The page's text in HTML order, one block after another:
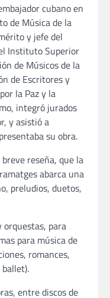
cubano en
de Música de la
y jefe del
Instituto Superior
de Músicos de la
de Escritores y
la Paz y la
integró jurados
y asistió a
su obra.
reseña, que la
abarca una
preludios, duetos,
para
para música de
romances,
entre discos de